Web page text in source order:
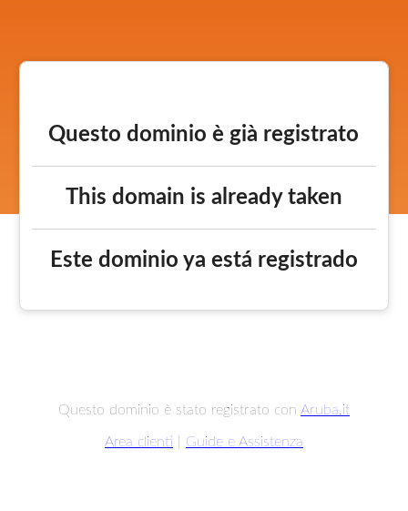
Questo dominio è già registrato
This domain is already taken
Este dominio ya está registrado
Questo dominio è stato registrato con Aruba.it
Area clienti Guide e Assistenza